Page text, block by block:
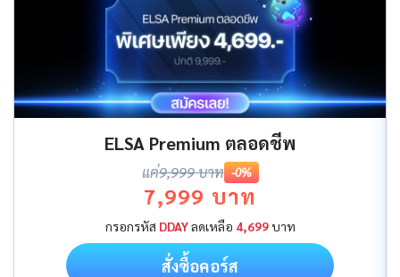
ELSA Premium ตลอดชีพ
แค่9,999 บาท -0%
7,999 บาท
กรอกรหัส DDAYลดเหลือ 4,699บาท
สั่งซื้อคอร์ส